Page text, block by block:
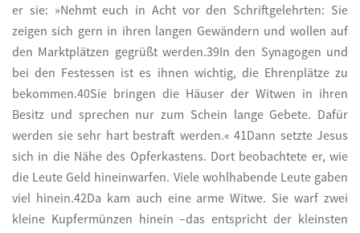
er sie: »Nehmt euch in Acht vor den Schriftgelehrten: Sie
zeigen sich gern in ihren langen Gewändern und wollen auf
den Marktplätzen gegrüßt werden.39In den Synagogen und
bei den Festessen ist es ihnen wichtig, die Ehrenplätze zu
bekommen.40Sie bringen die Häuser der Witwen in ihren
Besitz und sprechen nur zum Schein lange Gebete. Dafür
werden sie sehr hart bestraft werden.« 41Dann setzte Jesus
sich in die Nähe des Opferkastens. Dort beobachtete er, wie
die Leute Geld hineinwarfen. Viele wohlhabende Leute gaben
viel hinein.42Da kam auch eine arme Witwe. Sie warf zwei
kleine Kupfermünzen hinein –das entspricht der kleinsten